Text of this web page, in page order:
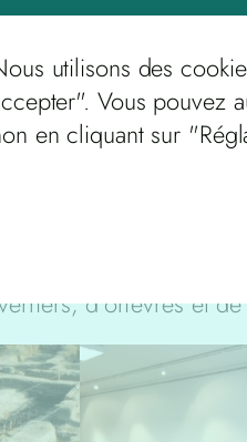
et statuettes
de
de fécondité.
artisans que ce
d’orfèvres et
utilisons des
Vous pouvez
en cliquant sur